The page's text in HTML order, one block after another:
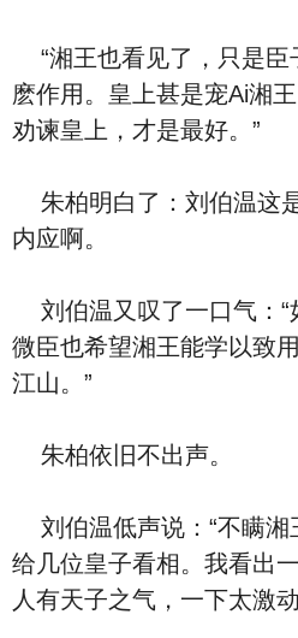
“湘王也看见了，只是臣
麽作用。皇上甚是宠Ai湘
劝谏皇上，才是最好。”
朱柏明白了：刘伯温这
内应啊。
刘伯温又叹了一口气：“
微臣也希望湘王能学以致
江山。”
朱柏依旧不出声。
刘伯温低声说：“不瞒湘
给几位皇子看相。我看出
人有天子之气，一下太激